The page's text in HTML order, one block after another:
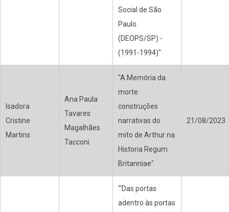
Social de São
Paulo
(DEOPS/SP) -
(1991-1994)"
Isadora
Cristine
Martins
Ana Paula
Tavares
Magalhães
Tacconi
"A Memória da
morte:
construções
narrativas do
mito de Arthur na
Historia Regum
Britanniae"
21/08/2023
"‘Das portas
adentro às portas